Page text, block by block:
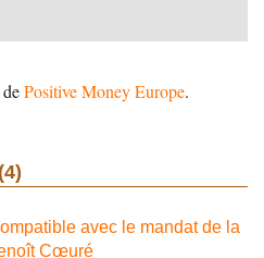
Positive Money Europe.
avec le mandat de la
Cœuré